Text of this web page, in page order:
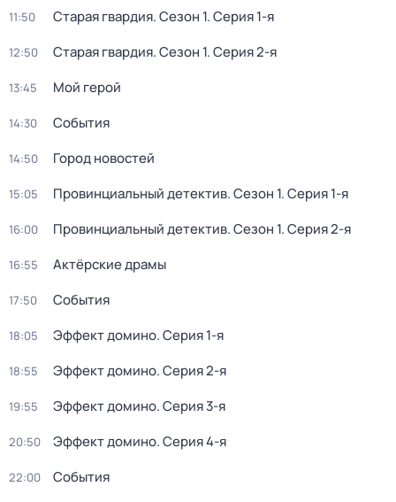
11:50 Старая гвардия. Сезон 1. Серия 1-я
12:50 Старая гвардия. Сезон 1. Серия 2-я
13:45 Мой герой
14:30 События
14:50 Город новостей
15:05 Провинциальный детектив. Сезон 1. Серия 1-я
16:00 Провинциальный детектив. Сезон 1. Серия 2-я
16:55 Актёрские драмы
17:50 События
18:05 Эффект домино. Серия 1-я
18:55 Эффект домино. Серия 2-я
19:55 Эффект домино. Серия 3-я
20:50 Эффект домино. Серия 4-я
22:00 События